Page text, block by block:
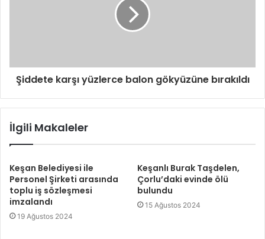
Şiddete karşı yüzlerce balon gökyüzüne bırakıldı
İlgili Makaleler
Keşan Belediyesi ile
Personel Şirketi arasında
toplu iş sözleşmesi
imzalandı
19 Ağustos 2024
Keşanlı Burak Taşdelen,
Çorlu’daki evinde ölü
bulundu
15 Ağustos 2024